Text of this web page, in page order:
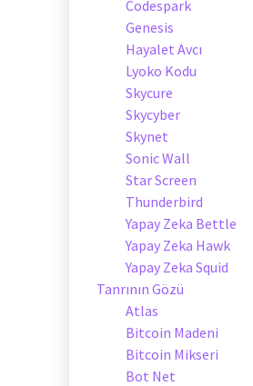
Codespark
Genesis
Hayalet Avcı
Lyoko Kodu
Skycure
Skycyber
Skynet
Sonic Wall
Star Screen
Thunderbird
Yapay Zeka Bettle
Yapay Zeka Hawk
Yapay Zeka Squid
Tanrının Gözü
Atlas
Bitcoin Madeni
Bitcoin Mikseri
Bot Net